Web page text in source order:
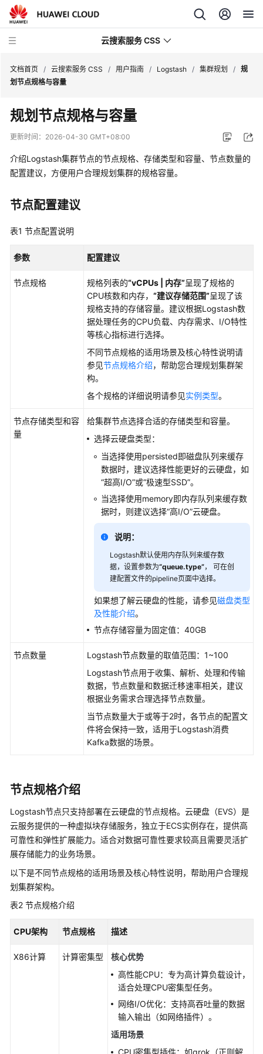
云搜索服务 CSS
最
动
态
服
公
品
入
门
限
用
流
程
集
群
划
规
集
可
文档首页 / 云搜索服务 CSS / 用户指南 / Logstash / 集群规划 / 规
划节点规格与容量
规划节点规格与容量
更新时间： 2026-04-30 GMT+08:00
介绍Logstash集群节点的节点规格、存储类型和容量、节点数量的
配置建议，方便用户合理规划集群的规格容量。
节点配置建议
表1 节点配置说明
参数 配置建议
节点规格 规格列表的“vCPUs | 内存”呈现了规格的
CPU核数和内存， “建议存储范围”呈现了该
规格支持的存储容量。建议根据Logstash数
据处理任务的CPU负载、内存需求、I/O特性
等核心指标进行选择。
不同节点规格的适用场景及核心特性说明请
参见节点规格介绍，帮助您合理规划集群架
构。
各个规格的详细说明请参见实例类型。
节点存储类型和容
量
给集群节点选择合适的存储类型和容量。
选择云硬盘类型：
当选择使用persisted即磁盘队列来缓存
数据时，建议选择性能更好的云硬盘，如
“超高I/O”或“极速型SSD”。
当选择使用memory即内存队列来缓存数
据时，则建议选择“高I/O”云硬盘。
说明：
Logstash默认使用内存队列来缓存数
据，设置参数为“queue.type”， 可在创
建配置文件的pipeline页面中选择。
如果想了解云硬盘的性能，请参见磁盘类型
及性能介绍。
节点存储容量为固定值：40GB
节点数量
Logstash节点数量的取值范围：1~100
Logstash节点用于收集、解析、处理和传输
数据，节点数量和数据迁移速率相关，建议
根据业务需求合理选择节点数量。
当节点数量大于或等于2时，各节点的配置文
件将会保持一致，适用于Logstash消费
Kafka数据的场景。
节点规格介绍
Logstash节点只支持部署在云硬盘的节点规格。云硬盘（EVS）是
云服务提供的一种虚拟块存储服务，独立于ECS实例存在，提供高
可靠性和弹性扩展能力。适合对数据可靠性要求较高且需要灵活扩
展存储能力的业务场景。
以下是不同节点规格的适用场景及核心特性说明，帮助用户合理规
划集群架构。
表2 节点规格介绍
CPU架构 节点规格 描述
X86计算 计算密集型
核心优势
高性能CPU：专为高计算负载设计，
适合处理CPU密集型任务。
网络I/O优化：支持高吞吐量的数据
输入输出（如网络插件）。
适用场景
CPU密集型插件：如grok（正则解